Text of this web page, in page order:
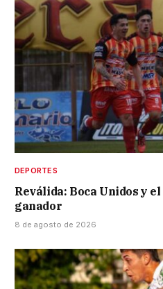
DEPORTES
Reválida: Boca Unidos y
ganador
8 de agosto de 2026